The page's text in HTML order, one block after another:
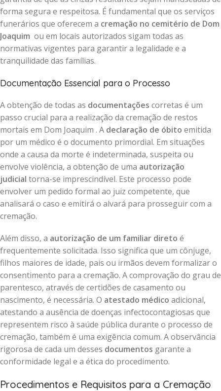
forma segura e respeitosa. É fundamental que os serviços
funerários que oferecem a cremação no cemitério de Dom
Joaquim ou em locais autorizados sigam todas as
normativas vigentes para garantir a legalidade e a
tranquilidade das famílias.
Documentação Essencial para o Processo
A obtenção de todas as documentações corretas é um
passo crucial para a realização da cremação de restos
mortais em Dom Joaquim . A declaração de óbito emitida
por um médico é o documento primordial. Em situações
onde a causa da morte é indeterminada, suspeita ou
envolve violência, a obtenção de uma autorização
judicial torna-se imprescindível. Este processo pode
envolver um pedido formal ao juiz competente, que
analisará o caso e emitirá o alvará para prosseguir com a
cremação.
Além disso, a autorização de um familiar direto é
frequentemente solicitada. Isso significa que um cônjuge,
filhos maiores de idade, pais ou irmãos devem formalizar o
consentimento para a cremação. A comprovação do grau de
parentesco, através de certidões de casamento ou
nascimento, é necessária. O atestado médico adicional,
atestando a ausência de doenças infectocontagiosas que
representem risco à saúde pública durante o processo de
cremação, também é uma exigência comum. A observância
rigorosa de cada um desses documentos garante a
conformidade legal e a ética do procedimento.
Procedimentos e Requisitos para a Cremação